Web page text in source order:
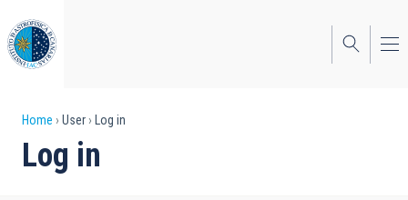
to
main
content
Breadcrumb
Home User Log in
Log in